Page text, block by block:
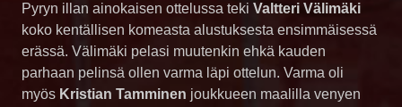
Pyryn illan ainokaisen ottelussa teki Valtteri Välimäki
koko kentällisen komeasta alustuksesta ensimmäisessä
erässä. Välimäki pelasi muutenkin ehkä kauden
parhaan pelinsä ollen varma läpi ottelun. Varma oli
myös Kristian Tamminen joukkueen maalilla venyen